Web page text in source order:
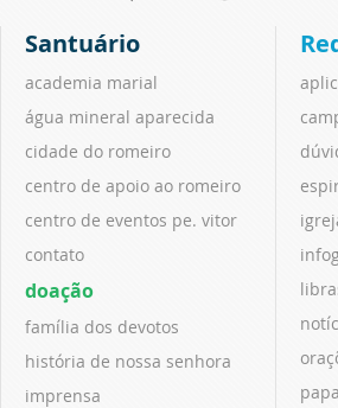
Santuário
academia marial
água mineral aparecida
cidade do romeiro
centro de apoio ao romeiro
centro de eventos pe. vitor
contato
doação
família dos devotos
história de nossa senhora
imprensa
papa